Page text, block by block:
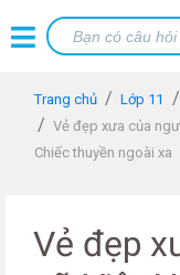
Trang chủ Lớp 11
Vẻ đẹp xưa của
Chiếc thuyền ngoài xa
Vẻ đẹp